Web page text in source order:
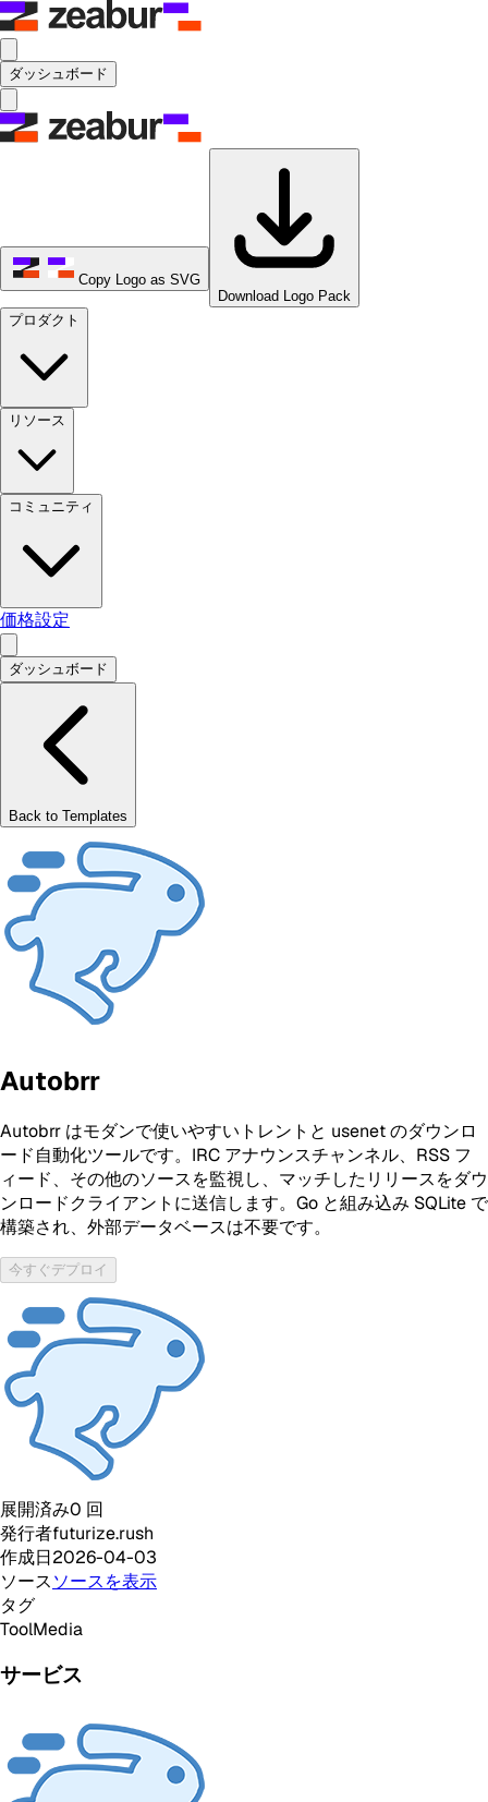
ダッシュボード
Copy Logo as SVG
Download Logo Pack
プロダクト
リソース
コミュニティ
価格設定
ダッシュボード
Back to Templates
Autobrr
Autobrr はモダンで使いやすいトレントと usenet のダウンロ
ード自動化ツールです。IRC アナウンスチャンネル、RSS フ
ィード、その他のソースを監視し、マッチしたリリースをダウ
ンロードクライアントに送信します。Go と組み込み SQLite で
構築され、外部データベースは不要です。
今すぐデプロイ
展開済み0 回
発行者futurize.rush
作成日2026-04-03
ソースソースを表示
タグ
ToolMedia
サービス